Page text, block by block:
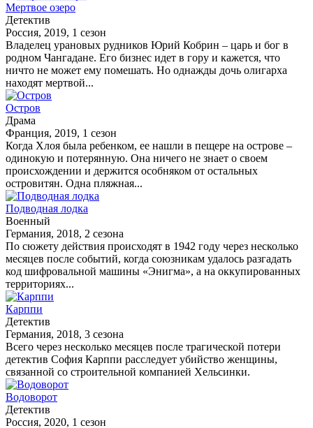
Мертвое озеро
Детектив
Россия, 2019, 1 сезон
Владелец урановых рудников Юрий Кобрин – царь и бог в
родном Чангадане. Его бизнес идет в гору и кажется, что
ничто не может ему помешать. Но однажды дочь олигарха
находят мертвой...
Остров
Драма
Франция, 2019, 1 сезон
Когда Хлоя была ребенком, ее нашли в пещере на острове –
одинокую и потерянную. Она ничего не знает о своем
происхождении и держится особняком от остальных
островитян. Одна пляжная...
Подводная лодка
Военный
Германия, 2018, 2 сезона
По сюжету действия происходят в 1942 году через несколько
месяцев после событий, когда союзникам удалось разгадать
код шифровальной машины «Энигма», а на оккупированных
территориях...
Карппи
Детектив
Германия, 2018, 3 сезона
Всего через несколько месяцев после трагической потери
детектив София Карппи расследует убийство женщины,
связанной со строительной компанией Хельсинки.
Водоворот
Детектив
Россия, 2020, 1 сезон